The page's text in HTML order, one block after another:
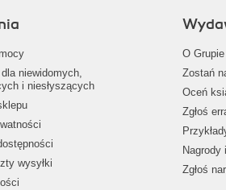
niewidomych,
i niesłyszących
wysyłki
O
Zostań
Oceń
Zgłoś
Nagrody
Zgłoś